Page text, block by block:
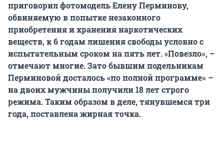
приговорил фотомодель Елену Перминову,
обвиняемую в попытке незаконного
приобретения и хранения наркотических
веществ, к 6 годам лишения свободы условно с
испытательным сроком на пять лет. «Повезло», –
отмечают многие. Зато бывшим подельникам
Перминовой досталось «по полной программе» –
на двоих мужчины получили 18 лет строго
режима. Таким образом в деле, тянувшемся три
года, поставлена жирная точка.